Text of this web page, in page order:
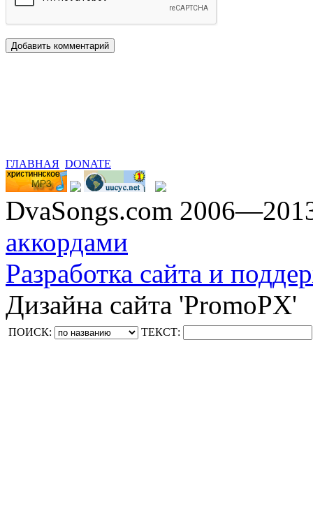
ГЛАВНАЯ DONATE
DvaSongs.com
аккордами
Разработка сайта и
Дизайна сайта 'PromoPX'
ПОИСК: ТЕКСТ: